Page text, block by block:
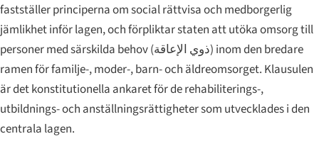
fastställer principerna om social rättvisa och medborgerlig
jämlikhet inför lagen, och förpliktar staten att utöka omsorg till
personer med särskilda behov (ذوي الإعاقة) inom den bredare
ramen för familje-, moder-, barn- och äldreomsorget. Klausulen
är det konstitutionella ankaret för de rehabiliterings-,
utbildnings- och anställningsrättigheter som utvecklades i den
centrala lagen.